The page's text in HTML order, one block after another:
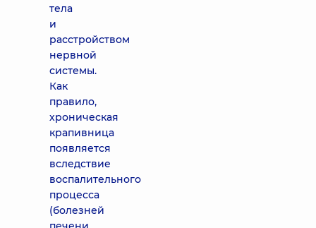
тела
и
расстройством
нервной
системы.
Как
правило,
хроническая
крапивница
появляется
вследствие
воспалительного
процесса
(болезней